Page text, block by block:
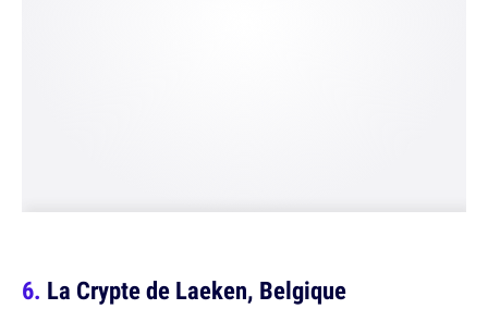
La Crypte de Laeken, Belgique